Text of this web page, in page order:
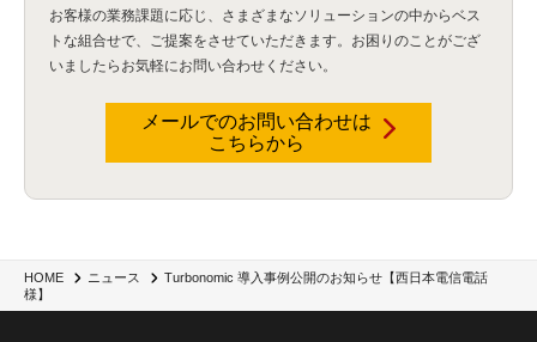
HOME ニュース
Turbonomic 導入事例公開のお知らせ【西日本電信電話
様】
お客様の業務課題に応じ、さまざまなソリューションの中からベス
トな組合せで、 ご提案をさせていただきます。お困りのことがござ
いましたらお気軽にお問い合わせください。
メールでのお問い合わせは
こちらから